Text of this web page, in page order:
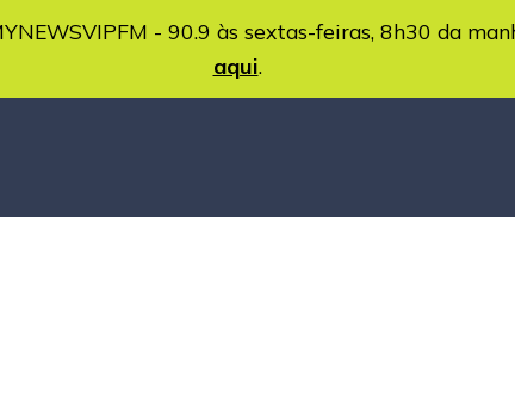
- 90.9 às sextas-feiras, 8h30 da
aqui.